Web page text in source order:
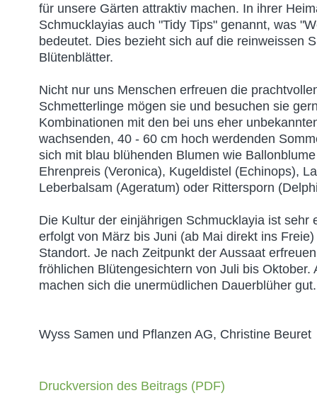
für unsere Gärten attraktiv machen. In ihrer
Schmucklayias auch "Tidy Tips" genannt, was
bedeutet. Dies bezieht sich auf die reinweissen
Blütenblätter.
Nicht nur uns Menschen erfreuen die
Schmetterlinge mögen sie und besuchen sie
Kombinationen mit den bei uns eher
wachsenden, 40 - 60 cm hoch werdenden
sich mit blau blühenden Blumen wie
Ehrenpreis (Veronica), Kugeldistel (Echinops),
Leberbalsam (Ageratum) oder Rittersporn
Die Kultur der einjährigen Schmucklayia ist sehr
erfolgt von März bis Juni (ab Mai direkt ins
Standort. Je nach Zeitpunkt der Aussaat
fröhlichen Blütengesichtern von Juli bis Oktober.
machen sich die unermüdlichen Dauerblüher gut.
Wyss Samen und Pflanzen AG, Christine Beuret
Druckversion des Beitrags (PDF)